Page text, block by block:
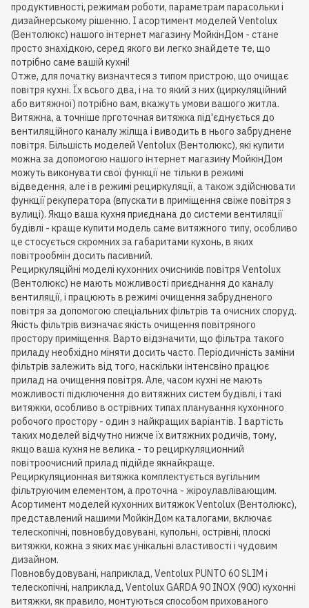
продуктивності, режимам роботи, параметрам парасольки і
дизайнерському рішенню. І асортимент моделей Ventolux
(Вентолюкс) нашого інтернет магазину МойкінДом - стане
просто знахідкою, серед якого ви легко знайдете те, що
потрібно саме вашій кухні!
Отже, для початку визначтеся з типом пристрою, що очищає
повітря кухні. Їх всього два, і на то який з них (циркуляційний
або витяжної) потрібно вам, вкажуть умови вашого житла.
Витяжна, а точніше прготочная витяжка під'єднується до
вентиляційного каналу жілща і виводить в нього забруднене
повітря. Більшість моделей Ventolux (Вентолюкс), які купити
можна за допомогою нашого інтернет магазину МойкінДом
можуть виконувати свої функції не тільки в режимі
відведення, але і в режимі рециркуляції, а також здійснювати
функції рекуператора (впускати в приміщення свіже повітря з
вулиці). Якщо ваша кухня приєднана до системи вентиляції
будівлі - краще купити модель саме витяжного типу, особливо
це стосується скромних за габаритами кухонь, в яких
повітрообмін досить пасивний.
Рециркуляційні моделі кухонних очисників повітря Ventolux
(Вентолюкс) не мають можливості приєднання до каналу
вентиляції, і працюють в режимі очищення забрудненого
повітря за допомогою спеціальних фільтрів та очисних споруд.
Якість фільтрів визначає якість очищення повітряного
простору приміщення. Варто відзначити, що фільтра такого
приладу необхідно міняти досить часто. Періодичність заміни
фільтрів залежить від того, наскільки інтенсвіно працює
прилад на очищення повітря. Але, часом кухні не мають
можливості підключення до витяжних систем будівлі, і такі
витяжки, особливо в острівних типах планування кухонного
робочого простору - один з найкращих варіантів. І вартість
таких моделей відчутно нижче їх витяжних родичів, тому,
якщо ваша кухня не велика - то рециркуляционний
повітроочисний прилад підійде якнайкраще.
Рециркуляционная витяжка комплектується вугільним
фільтруючим елементом, а проточна - жіроулавлівающим.
Асортимент моделей кухонних витяжок Ventolux (Вентолюкс),
представлений нашими МойкінДом каталогами, включає
телескопічні, повновбудовувані, купольні, острівні, плоскі
витяжки, кожна з яких має унікальні властивості і чудовим
дизайном.
Повновбудовувані, наприклад, Ventolux PUNTO 60 SLIM і
телескопічні, наприклад, Ventolux GARDA 90 INOX (900) кухонні
витяжки, як правило, монтуються способом прихованого